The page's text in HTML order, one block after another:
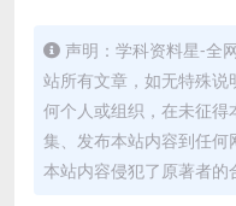
声明：学科资料星-全
站所有文章，如无特殊
何个人或组织，在未征
集、发布本站内容到任
本站内容侵犯了原著者的